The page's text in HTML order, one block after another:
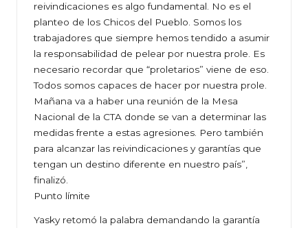
reivindicaciones es algo fundamental. No es el
planteo de los Chicos del Pueblo. Somos los
trabajadores que siempre hemos tendido a asumir
la responsabilidad de pelear por nuestra prole. Es
necesario recordar que “proletarios” viene de eso.
Todos somos capaces de hacer por nuestra prole.
Mañana va a haber una reunión de la Mesa
Nacional de la CTA donde se van a determinar las
medidas frente a estas agresiones. Pero también
para alcanzar las reivindicaciones y garantías que
tengan un destino diferente en nuestro país”,
finalizó.
Punto límite
Yasky retomó la palabra demandando la garantía